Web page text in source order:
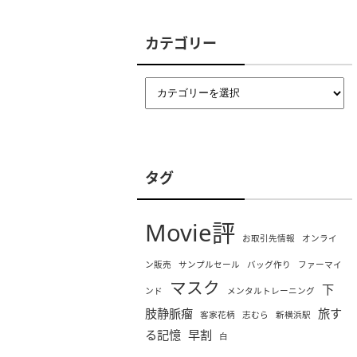
カテゴリー
タグ
Movie評 お取引先情報 オンライ
ン販売 サンプルセール バッグ作り ファーマイ
ンド マスク メンタルトレーニング
下
肢静脈瘤
客家花柄 志むら 新横浜駅
旅す
る記憶 早割 白